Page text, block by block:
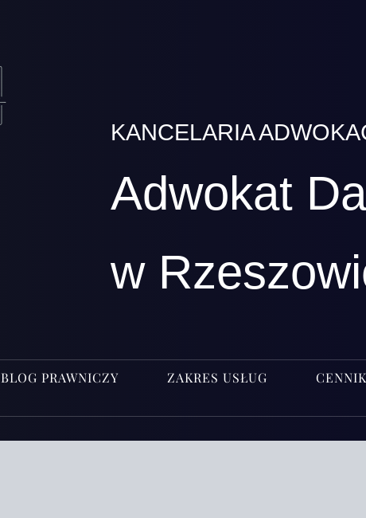
KANCELARIA
Adwokat
w
BLOG PRAWNICZY ZAKRES USŁUG CENNIK